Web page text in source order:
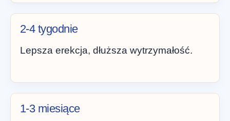
2-4 tygodnie
Lepsza erekcja, dłuższa wytrzymałość.
1-3 miesiące